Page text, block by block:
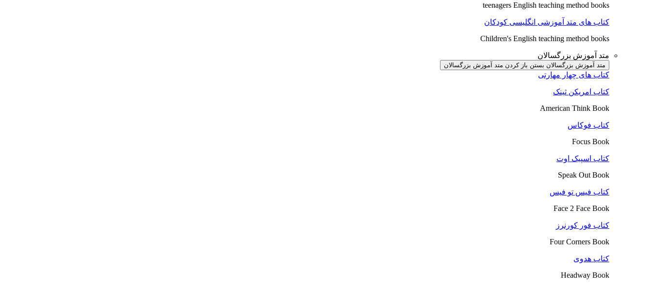
teenagers English teaching method books
کتاب های متد آموزشی انگلیسی کودکان
Children's English teaching method books
متد آموزش بزرگسالان
متد آموزش بزرگسالان بستن باز کردن متد آموزش بزرگسالان
کتاب های چهار مهارتی
کتاب امریکن ثینک
American Think Book
کتاب فوکاس
Focus Book
کتاب اسپیک اوت
Speak Out Book
کتاب فیس تو فیس
Face 2 Face Book
کتاب فور کورنرز
Four Corners Book
کتاب هدوی
Headway Book